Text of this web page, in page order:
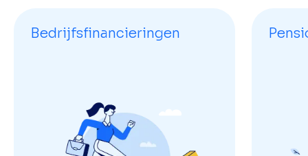
Bedrijfsfinancieringen